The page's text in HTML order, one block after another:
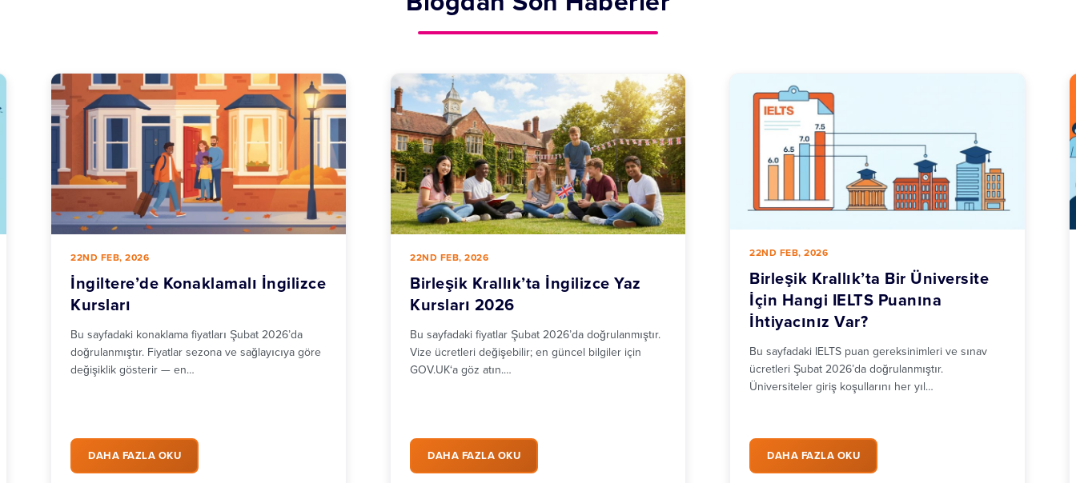
22ND FEB, 2026
İngiltere’de Konaklamalı İngilizce
Kursları
Bu sayfadaki konaklama fiyatları Şubat 2026’da
doğrulanmıştır. Fiyatlar sezona ve sağlayıcıya göre
değişiklik gösterir — en…
DAHA FAZLA OKU
22ND FEB, 2026
Birleşik Krallık’ta İngilizce Yaz
Kursları 2026
Bu sayfadaki fiyatlar Şubat 2026’da doğrulanmıştır.
Vize ücretleri değişebilir; en güncel bilgiler için
GOV.UK‘a göz atın.…
DAHA FAZLA OKU
22ND FEB, 2026
Birleşik Krallık’ta Bir Üniversite
İçin Hangi IELTS Puanına
İhtiyacınız Var?
Bu sayfadaki IELTS puan gereksinimleri ve sınav
ücretleri Şubat 2026’da doğrulanmıştır.
Üniversiteler giriş koşullarını her yıl…
DAHA FAZLA OKU